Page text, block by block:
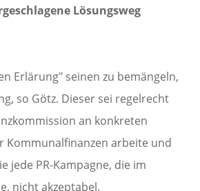
Lösungsweg
Erlärung" seinen zu bemängeln,
so Götz. Dieser sei regelrecht
an konkreten
Kommunalfinanzen arbeite und
jede PR-Kampagne, die im
nicht akzeptabel.